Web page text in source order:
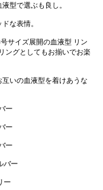
型で選ぶも良し。
な表情。
サイズ展開の血液型 リン
ングとしてもお揃いでお楽
いの血液型を着けあうな
ー
ー
ー
バー
ー